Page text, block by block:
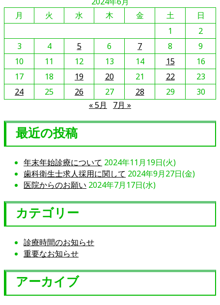
他
の
を
読
む
月
火 水 木 金 土
日
1
2
3
4 5 6 7 8
9
10
11 12 13 14 15
16
17
18 19 20 21 22
23
24
25 26 27 28 29
30
« 5月
7月 »
最近の投稿
年末年始診療について 2024年11月19日(火)
歯科衛生士求人採用に関して 2024年9月27日(金)
医院からのお願い 2024年7月17日(水)
カテゴリー
診療時間のお知らせ
重要なお知らせ
アーカイブ